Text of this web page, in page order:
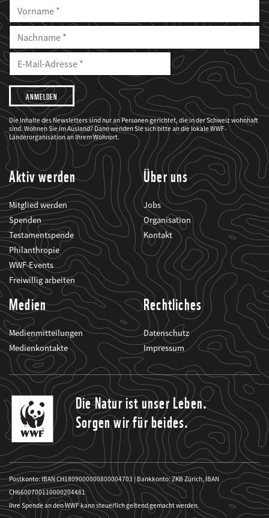
Vorname
Nachname
E-
Mailadresse
E-
Adresse
Ich
möchte,
dass
der
WWF
mich
über
seine
Projekte
informiert.
Die Inhalte des Newsletters sind nur an Personen gerichtet, die in der Schweiz wohnhaft
sind. Wohnen Sie im Ausland? Dann wenden Sie sich bitte an die lokale WWF-
Länderorganisation an Ihrem Wohnort.
Aktiv werden
Mitglied werden
Spenden
Testamentspende
Philanthropie
WWF-Events
Freiwillig arbeiten
Über uns
Jobs
Organisation
Kontakt
Medien
Medienmitteilungen
Medienkontakte
Rechtliches
Datenschutz
Impressum
Die Natur ist unser Leben.
Sorgen wir für beides.
Postkonto: IBAN CH1809000000800004703 | Bankkonto: ZKB Zürich, IBAN
CH6600700110000204481
Ihre Spende an den WWF kann steuerlich geltend gemacht werden.